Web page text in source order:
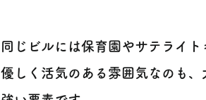
同じビルには保育園やサテライ
優しく活気のある雰囲気なのも